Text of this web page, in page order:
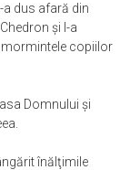
dus afară din
şi l-a
mormintele copiilor
Domnului şi
înălţimile